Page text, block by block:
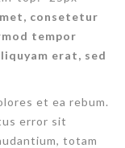
consetetur
tempor
erat, sed
et ea rebum.
error sit
totam